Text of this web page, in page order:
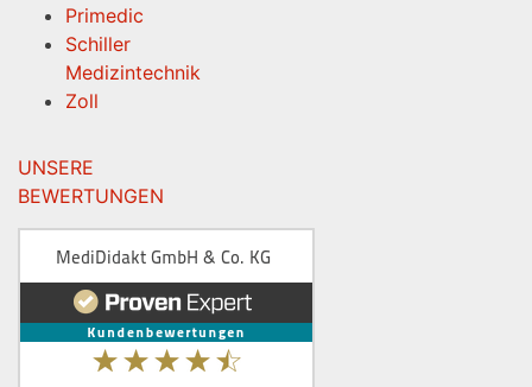
Primedic
Schiller
Medizintechnik
Zoll
UNSERE
BEWERTUNGEN